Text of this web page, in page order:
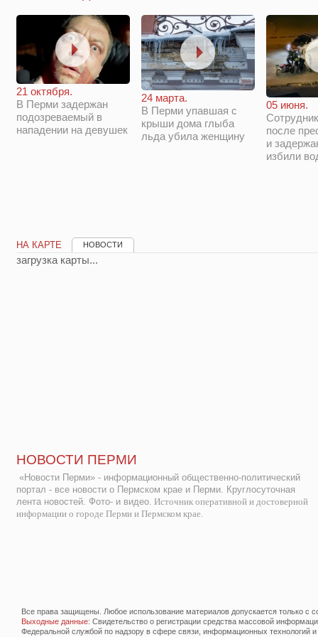
21 октября.
В Перми задержан
подозреваемый в
нападении на девушек
24 марта.
В Перми упавшая с
крыши дома глыба
льда убила женщину
05 июня.
после
и
избили
НА КАРТЕ НОВОСТИ
загрузка карты...
НОВОСТИ ПЕРМИ
«Новости Перми» - информационный общественно-политический
портал - все новости о Пермском крае и Перми. Круглосуточная
лента новостей. Фото- и видео. Источник оперативной и достоверной
информации о городе Перми и Пермском крае.
Все права защищены. Любое использование материалов допускается только с
Выходные данные: Свидетельство о регистрации средства массовой
Федеральной службой по надзору в сфере связи, информационных технологий